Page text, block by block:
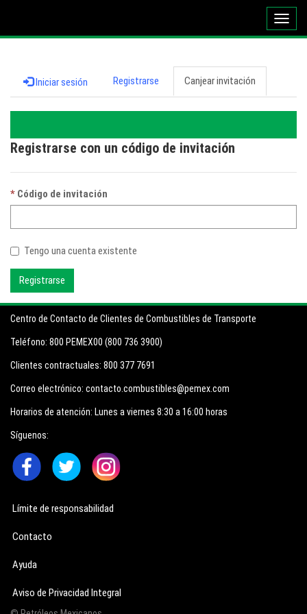
Iniciar sesión Registrarse Canjear invitación
Registrarse con un código de invitación
Código de invitación
Tengo una cuenta existente
Registrarse
Centro de Contacto de Clientes de Combustibles de Transporte
Teléfono: 800 PEMEX00 (800 736 3900)
Clientes contractuales: 800 377 7691
Correo electrónico: contacto.combustibles@pemex.com
Horarios de atención: Lunes a viernes 8:30 a 16:00 horas
Síguenos:
Límite de responsabilidad
Contacto
Ayuda
Aviso de Privacidad Integral